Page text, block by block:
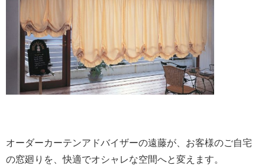
オーダーカーテンアドバイザーの遠藤が、お客様のご自宅
の窓廻りを、快適でオシャレな空間へと変えます。